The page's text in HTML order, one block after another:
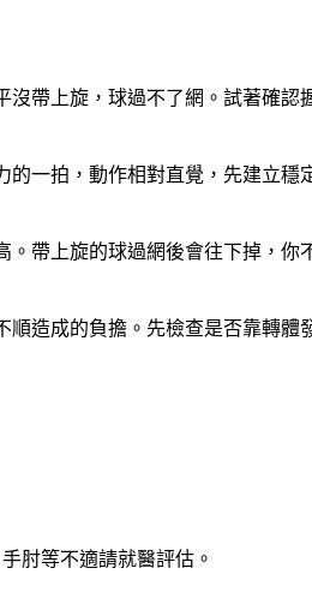
沒帶上旋，球過不了網。試著確
一拍，動作相對直覺，先建立
帶上旋的球過網後會往下掉，
造成的負擔。先檢查是否靠轉
肘等不適請就醫評估。